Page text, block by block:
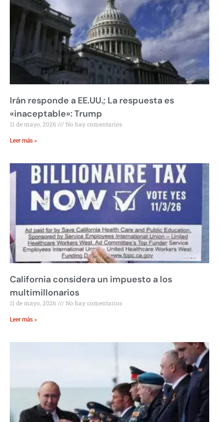
Irán responde a EE.UU.; La respuesta es
«inaceptable»: Trump
11 de mayo, 2026 No hay comentarios
Leer más »
California considera un impuesto a los
multimillonarios
11 de mayo, 2026 No hay comentarios
Leer más »